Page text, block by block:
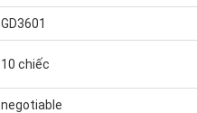
GD3601
10 chiếc
negotiable